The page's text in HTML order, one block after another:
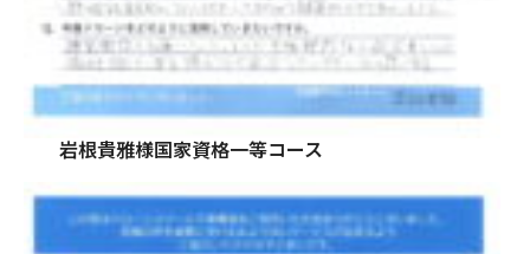
岩根貴雅様国家資格一等コース